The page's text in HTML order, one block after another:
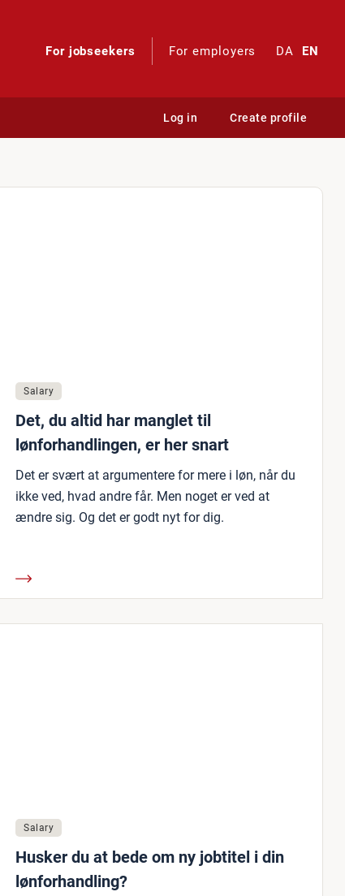
For jobseekers For employers DA EN
Log in Create profile
Salary
Det, du altid har manglet til
lønforhandlingen, er her snart
Det er svært at argumentere for mere i løn, når du
ikke ved, hvad andre får. Men noget er ved at
ændre sig. Og det er godt nyt for dig.
Salary
Husker du at bede om ny jobtitel i din
lønforhandling?